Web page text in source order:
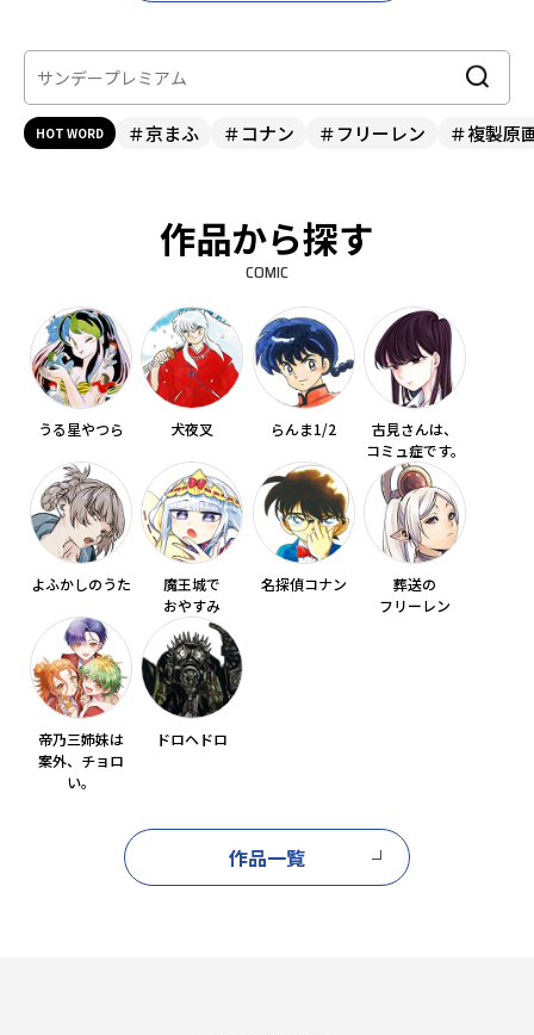
HOT WORD ＃京まふ ＃コナン ＃フリーレン ＃複製原
作品から探す
COMIC
うる星やつら 犬夜叉 らんま1/2
古見さんは、
コミュ症です。
よふかしのうた
魔王城で
おやすみ
名探偵コナン
葬送の
フリーレン
帝乃三姉妹は
案外、チョロ
い。
ドロヘドロ
作品一覧